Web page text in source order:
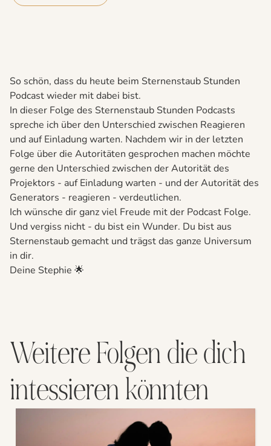
So schön, dass du heute beim Sternenstaub Stunden
Podcast wieder mit dabei bist.
In dieser Folge des Sternenstaub Stunden Podcasts
spreche ich über den Unterschied zwischen Reagieren
und auf Einladung warten. Nachdem wir in der letzten
Folge über die Autoritäten gesprochen machen möchte
gerne den Unterschied zwischen der Autorität des
Projektors - auf Einladung warten - und der Autorität des
Generators - reagieren - verdeutlichen.
Ich wünsche dir ganz viel Freude mit der Podcast Folge.
Und vergiss nicht - du bist ein Wunder. Du bist aus
Sternenstaub gemacht und trägst das ganze Universum
in dir.
Deine Stephie 🌟
Weitere Folgen die dich
intessieren könnten